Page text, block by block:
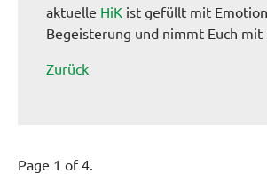
aktuelle HiK ist gefüllt mit
Begeisterung und nimmt Euch mit
Zurück
Page 1 of 4.